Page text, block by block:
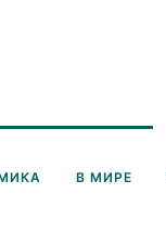
В МИРЕ